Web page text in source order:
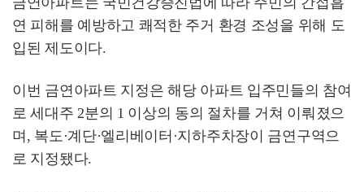
연 피해를 예방하고 쾌적한 주거 환경 조성을 위해 도
입된 제도이다.
이번 금연아파트 지정은 해당 아파트 입주민들의 참여
로 세대주 2분의 1 이상의 동의 절차를 거쳐 이뤄졌으
며, 복도·계단·엘리베이터·지하주차장이 금연구역으
로 지정됐다.